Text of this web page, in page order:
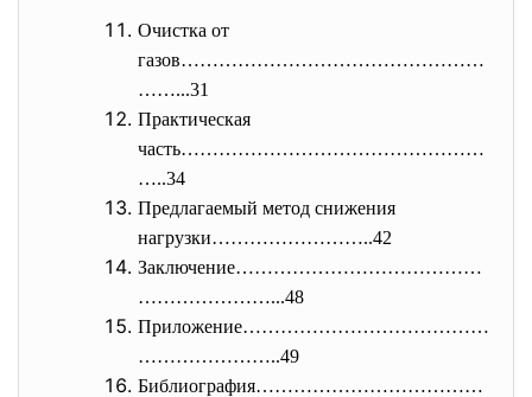
Очистка от
газов…………………………………………
……...31
Практическая
часть…………………………………………
…..34
Предлагаемый метод снижения
нагрузки……………………..42
Заключение…………………………………
…………………...48
Приложение…………………………………
…………………..49
Библиография………………………………